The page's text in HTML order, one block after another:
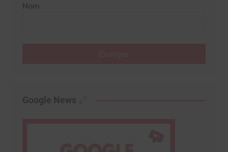
Nom
Google News